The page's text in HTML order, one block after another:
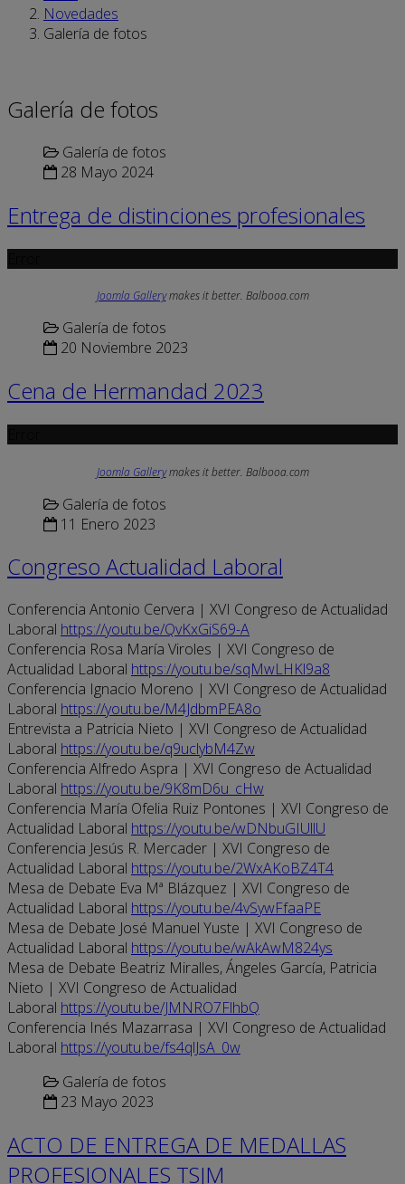
Novedades
Galería de fotos
Galería de fotos
Galería de fotos
28 Mayo 2024
Entrega de distinciones profesionales
Joomla Gallerymakes it better. Balbooa.com
Galería de fotos
20 Noviembre 2023
Cena de Hermandad 2023
Joomla Gallerymakes it better. Balbooa.com
Galería de fotos
11 Enero 2023
Congreso Actualidad Laboral
Conferencia Antonio Cervera | XVI Congreso de Actualidad
Laboral https://youtu.be/QvKxGiS69-A
Conferencia Rosa María Viroles | XVI Congreso de
Actualidad Laboral https://youtu.be/sqMwLHKl9a8
Conferencia Ignacio Moreno | XVI Congreso de Actualidad
Laboral https://youtu.be/M4JdbmPEA8o
Entrevista a Patricia Nieto | XVI Congreso de Actualidad
Laboral https://youtu.be/q9uclybM4Zw
Conferencia Alfredo Aspra | XVI Congreso de Actualidad
Laboral https://youtu.be/9K8mD6u_cHw
Conferencia María Ofelia Ruiz Pontones | XVI Congreso de
Actualidad Laboral https://youtu.be/wDNbuGIUllU
Conferencia Jesús R. Mercader | XVI Congreso de
Actualidad Laboral https://youtu.be/2WxAKoBZ4T4
Mesa de Debate Eva Mª Blázquez | XVI Congreso de
Actualidad Laboral https://youtu.be/4vSywFfaaPE
Mesa de Debate José Manuel Yuste | XVI Congreso de
Actualidad Laboral https://youtu.be/wAkAwM824ys
Mesa de Debate Beatriz Miralles, Ángeles García, Patricia
Nieto | XVI Congreso de Actualidad
Laboral https://youtu.be/JMNRO7FlhbQ
Conferencia Inés Mazarrasa | XVI Congreso de Actualidad
Laboral https://youtu.be/fs4qlJsA_0w
Galería de fotos
23 Mayo 2023
ACTO DE ENTREGA DE MEDALLAS
PROFESIONALES TSJM